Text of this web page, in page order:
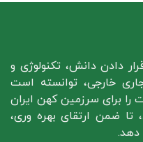
دادن دانش، تکنولوژی و
خارجی، توانسته است
را برای سرزمین کهن ایران
تا ضمن ارتقای بهره وری،
دهد.